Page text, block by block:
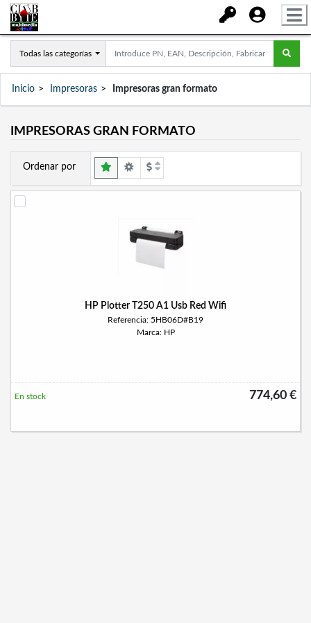
Todas las categorías
Inicio Impresoras Impresoras gran formato
IMPRESORAS GRAN FORMATO
Ordenar por
HP Plotter T250 A1 Usb Red Wifi
Referencia: 5HB06D#B19
Marca: HP
774,60 €
En stock